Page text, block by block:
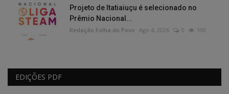
Projeto de Itatiaiuçu é selecionado no
Prêmio Nacional...
Redação Folha do Povo Ago 4, 2026 0 100
EDIÇÕES PDF